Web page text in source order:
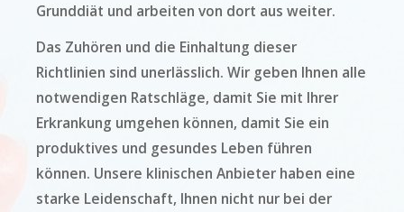
Grunddiät und arbeiten von dort aus weiter.
Das Zuhören und die Einhaltung dieser
Richtlinien sind unerlässlich. Wir geben Ihnen alle
notwendigen Ratschläge, damit Sie mit Ihrer
Erkrankung umgehen können, damit Sie ein
produktives und gesundes Leben führen
können. Unsere klinischen Anbieter haben eine
starke Leidenschaft, Ihnen nicht nur bei der